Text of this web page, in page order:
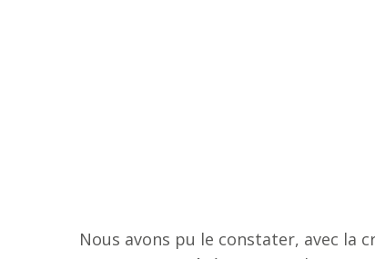
Nous avons pu le constater, avec la